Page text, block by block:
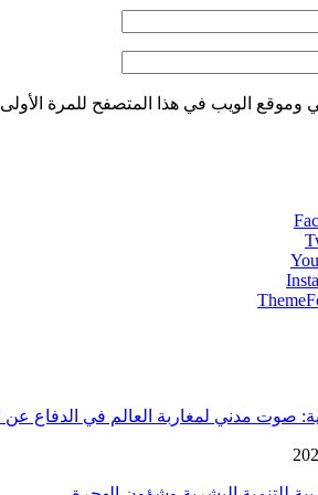
وموقع الويب في هذا المتصفح للمرة
صوت مدني لمغاربة العالم في الدفاع